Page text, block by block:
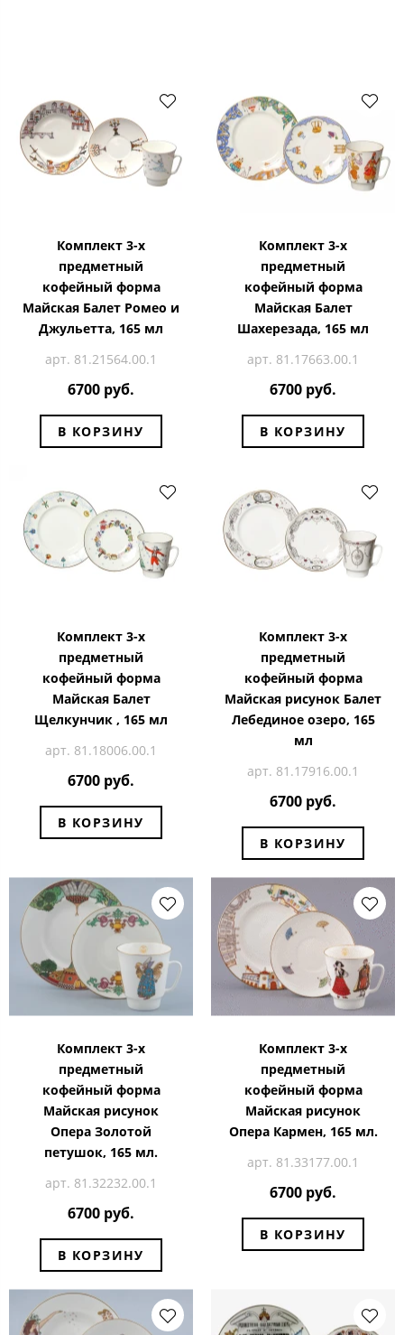
Комплект 3-х
предметный
кофейный форма
Майская Балет Ромео и
Джульетта, 165 мл
арт. 81.21564.00.1
6700 руб.
В КОРЗИНУ
Комплект 3-х
предметный
кофейный форма
Майская Балет
Шахерезада, 165 мл
арт. 81.17663.00.1
6700 руб.
В КОРЗИНУ
Комплект 3-х
предметный
кофейный форма
Майская Балет
Щелкунчик , 165 мл
арт. 81.18006.00.1
6700 руб.
В КОРЗИНУ
Комплект 3-х
предметный
кофейный форма
Майская рисунок Балет
Лебединое озеро, 165
мл
арт. 81.17916.00.1
6700 руб.
В КОРЗИНУ
Комплект 3-х
предметный
кофейный форма
Майская рисунок
Опера Золотой
петушок, 165 мл.
арт. 81.32232.00.1
6700 руб.
В КОРЗИНУ
Комплект 3-х
предметный
кофейный форма
Майская рисунок
Опера Кармен, 165 мл.
арт. 81.33177.00.1
6700 руб.
В КОРЗИНУ